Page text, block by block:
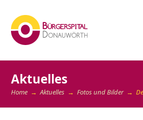
Aktuelles
Home → Aktuelles → Fotos und Bilder →